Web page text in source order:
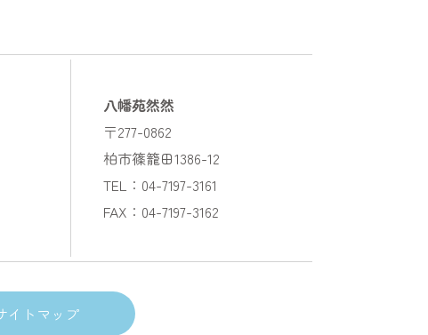
八幡苑然然
〒277-0862
柏市篠籠田1386-12
TEL：04-7197-3161
FAX：04-7197-3162
イトマップ